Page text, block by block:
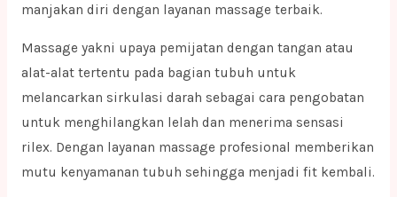
manjakan diri dengan layanan massage terbaik.
Massage yakni upaya pemijatan dengan tangan atau
alat-alat tertentu pada bagian tubuh untuk
melancarkan sirkulasi darah sebagai cara pengobatan
untuk menghilangkan lelah dan menerima sensasi
rilex. Dengan layanan massage profesional memberikan
mutu kenyamanan tubuh sehingga menjadi fit kembali.